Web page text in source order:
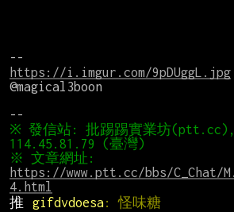
https://i.imgur.com/9pDUggL.jpg
@magical3boon
※ 發信站: 批踢踢實業坊
https://www.ptt.cc/bbs/C_Chat/
4.html
推
gifdvdoesa: 怪味糖